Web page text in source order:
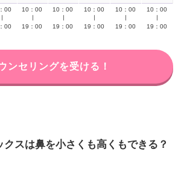
00
00
10：00
19：00
10：00
19：00
10：00
19：00
10：00
19：00
10：00
19：00
ンセリングを受ける！
クスは鼻を小さくも高くもできる？